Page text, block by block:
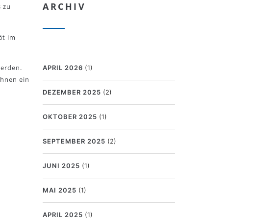
zu
im
ein
ARCHIV
APRIL 2026 (1)
DEZEMBER 2025 (2)
OKTOBER 2025 (1)
SEPTEMBER 2025 (2)
JUNI 2025 (1)
MAI 2025 (1)
APRIL 2025 (1)